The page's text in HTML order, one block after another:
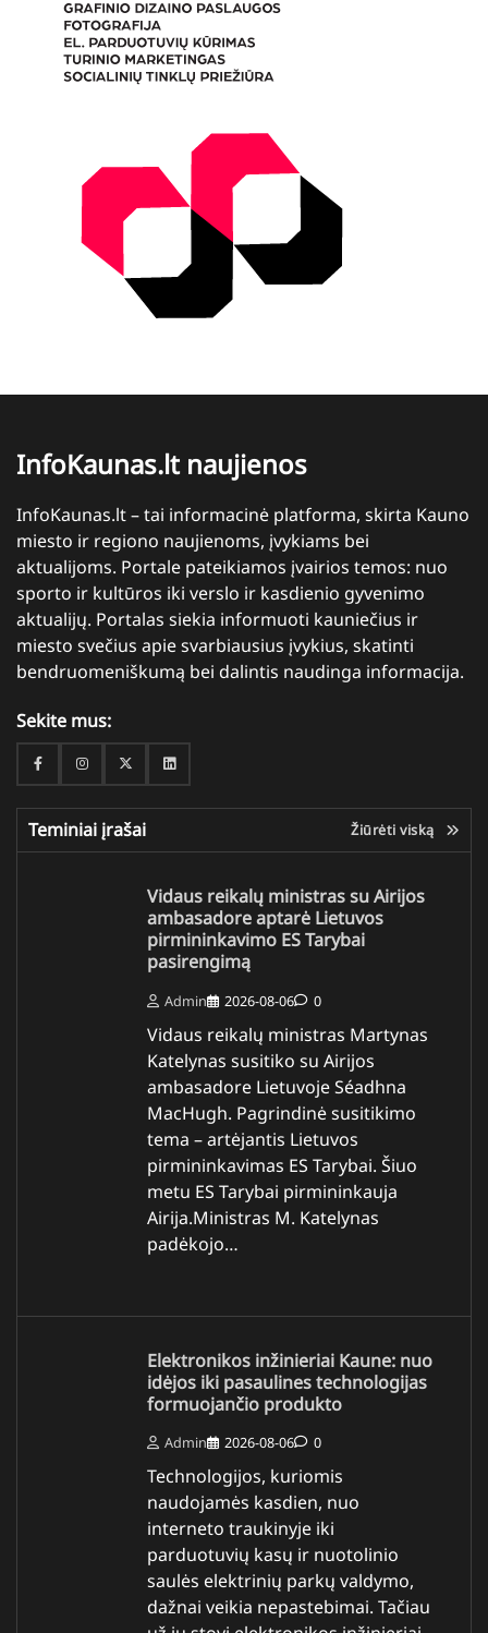
InfoKaunas.lt naujienos
InfoKaunas.lt – tai informacinė platforma, skirta Kauno
miesto ir regiono naujienoms, įvykiams bei
aktualijoms. Portale pateikiamos įvairios temos: nuo
sporto ir kultūros iki verslo ir kasdienio gyvenimo
aktualijų. Portalas siekia informuoti kauniečius ir
miesto svečius apie svarbiausius įvykius, skatinti
bendruomeniškumą bei dalintis naudinga informacija.
Sekite mus:
FacebookInstagramTwitterLinkedin
Teminiai įrašai Žiūrėti viską
Vidaus reikalų ministras su Airijos
ambasadore aptarė Lietuvos
pirmininkavimo ES Tarybai
pasirengimą
Admin 2026-08-06 0
Vidaus reikalų ministras Martynas
Katelynas susitiko su Airijos
ambasadore Lietuvoje Séadhna
MacHugh. Pagrindinė susitikimo
tema – artėjantis Lietuvos
pirmininkavimas ES Tarybai. Šiuo
metu ES Tarybai pirmininkauja
Airija.Ministras M. Katelynas
padėkojo…
Elektronikos inžinieriai Kaune: nuo
idėjos iki pasaulines technologijas
formuojančio produkto
Admin 2026-08-06 0
Technologijos, kuriomis
naudojamės kasdien, nuo
interneto traukinyje iki
parduotuvių kasų ir nuotolinio
saulės elektrinių parkų valdymo,
dažnai veikia nepastebimai. Tačiau